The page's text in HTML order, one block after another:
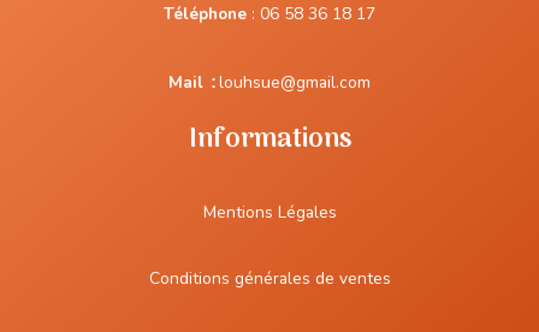
Téléphone : 06 58 36 18 17
Mail :louhsue@gmail.com
Informations
Mentions Légales
Conditions générales de ventes